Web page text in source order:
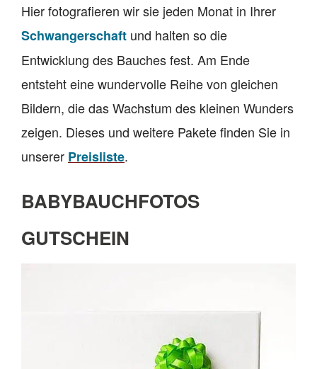
Hier fotografieren wir sie jeden Monat in Ihrer
Schwangerschaft und halten so die
Entwicklung des Bauches fest. Am Ende
entsteht eine wundervolle Reihe von gleichen
Bildern, die das Wachstum des kleinen Wunders
zeigen. Dieses und weitere Pakete finden Sie in
unserer Preisliste.
BABYBAUCHFOTOS
GUTSCHEIN